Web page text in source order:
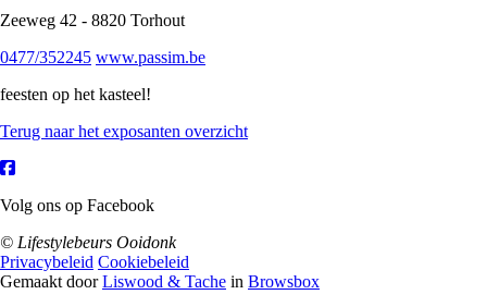
Zeeweg 42 - 8820 Torhout
0477/352245 www.passim.be
feesten op het kasteel!
Terug naar het exposanten overzicht
Volg ons op Facebook
© Lifestylebeurs Ooidonk
Privacybeleid Cookiebeleid
Gemaakt doorLiswood & Tache in Browsbox